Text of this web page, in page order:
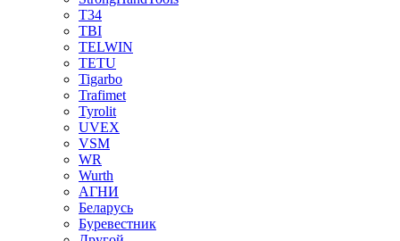
T34
TBI
TELWIN
TETU
Tigarbo
Trafimet
Tyrolit
UVEX
VSM
WR
Wurth
АГНИ
Беларусь
Буревестник